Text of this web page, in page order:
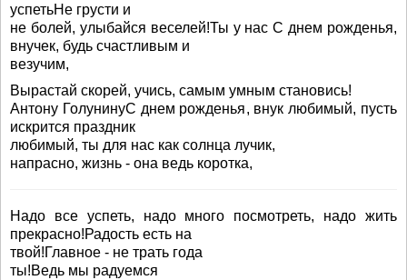
успетьНе грусти и
не болей, улыбайся веселей!Ты у нас С днем рожденья,
внучек, будь счастливым и
везучим,
Вырастай скорей, учись, самым умным становись!
Антону ГолунинуС днем рожденья, внук любимый, пусть
искрится праздник
любимый, ты для нас как солнца лучик,
напрасно, жизнь - она ведь коротка,
Надо все успеть, надо много посмотреть, надо жить
прекрасно!Радость есть на
твой!Главное - не трать года
ты!Ведь мы радуемся